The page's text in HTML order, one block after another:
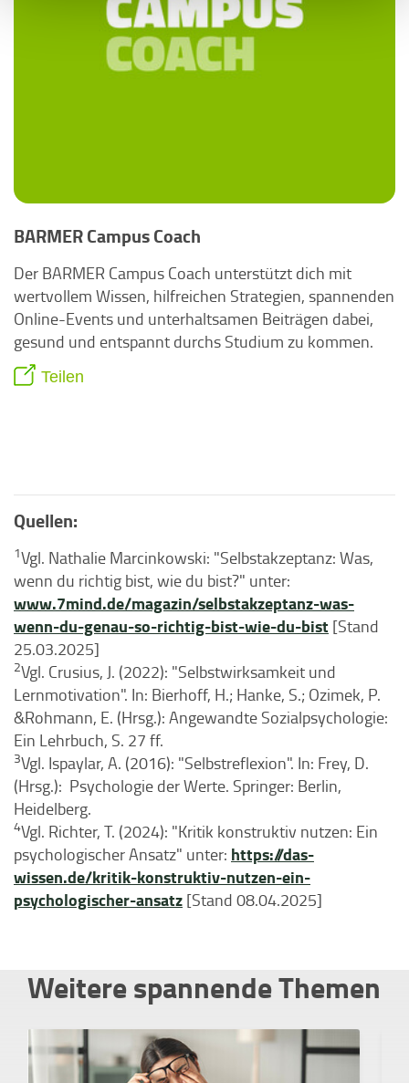
BARMER Campus Coach
Der BARMER Campus Coach unterstützt dich mit
wertvollem Wissen, hilfreichen Strategien, spannenden
Online-Events und unterhaltsamen Beiträgen dabei,
gesund und entspannt durchs Studium zu kommen.
Teilen
Quellen:
1Vgl. Nathalie Marcinkowski: "Selbstakzeptanz: Was,
wenn du richtig bist, wie du bist?" unter:
www.7mind.de/magazin/selbstakzeptanz-was-
wenn-du-genau-so-richtig-bist-wie-du-bist [Stand
25.03.2025]
2Vgl. Crusius, J. (2022): "Selbstwirksamkeit und
Lernmotivation". In: Bierhoff, H.; Hanke, S.; Ozimek, P.
&Rohmann, E. (Hrsg.): Angewandte Sozialpsychologie:
Ein Lehrbuch, S. 27 ff.
3Vgl. Ispaylar, A. (2016): "Selbstreflexion". In: Frey, D.
(Hrsg.): Psychologie der Werte. Springer: Berlin,
Heidelberg.
4Vgl. Richter, T. (2024): "Kritik konstruktiv nutzen: Ein
psychologischer Ansatz" unter: https://das-
wissen.de/kritik-konstruktiv-nutzen-ein-
psychologischer-ansatz [Stand 08.04.2025]
Weitere spannende Themen